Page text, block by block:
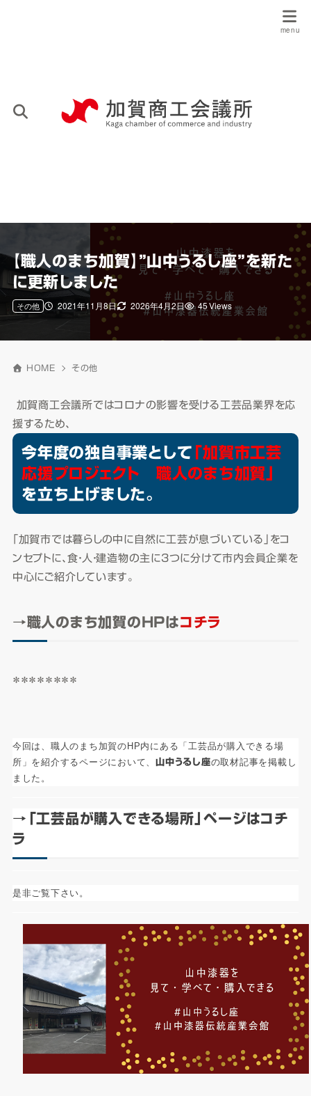
【職人のまち加賀】”山中うるし座”を新た
に更新しました
2021年11月8日 2026年4月2日
その他 45 Views
HOME その他
加賀商工会議所ではコロナの影響を受ける工芸品業界を応
援するため、
今年度の独自事業として 「加賀市工芸
応援プロジェクト 職人のまち加賀」
を立ち上げました。
「加賀市では暮らしの中に自然に工芸が息づいている」をコ
ンセプトに、食・人・建造物の主に3つに分けて市内会員企業を
中心にご紹介しています。
→職人のまち加賀のHPはコチラ
＊＊＊＊＊＊＊＊
今回は、職人のまち加賀のHP内にある「工芸品が購入できる場
所」を紹介するページにおいて、山中うるし座の取材記事を掲載し
ました。
→「工芸品が購入できる場所」ページはコチ
ラ
是非ご覧下さい。